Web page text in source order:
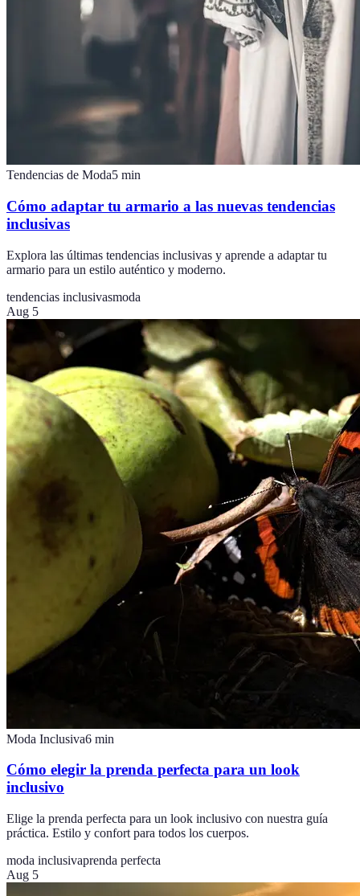
Tendencias de Moda5 min
Cómo adaptar tu armario a las nuevas tendencias
inclusivas
Explora las últimas tendencias inclusivas y aprende a adaptar tu
armario para un estilo auténtico y moderno.
tendencias inclusivasmoda
Aug 5
Moda Inclusiva6 min
Cómo elegir la prenda perfecta para un look
inclusivo
Elige la prenda perfecta para un look inclusivo con nuestra guía
práctica. Estilo y confort para todos los cuerpos.
moda inclusivaprenda perfecta
Aug 5